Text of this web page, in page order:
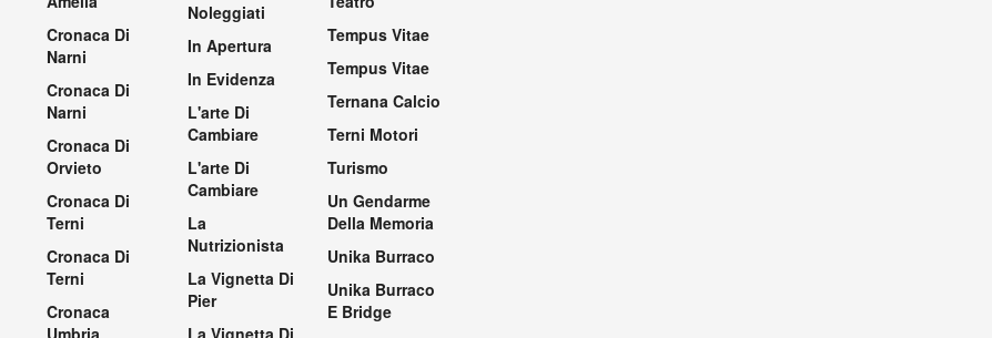
Cronaca Di
Narni
Cronaca Di
Narni
Cronaca Di
Orvieto
Cronaca Di
Terni
Cronaca Di
Terni
Cronaca
Umbria
Noleggiati
In Apertura
In Evidenza
L'arte Di
Cambiare
L'arte Di
Cambiare
La
Nutrizionista
La Vignetta Di
Pier
La Vignetta Di
Tempus Vitae
Tempus Vitae
Ternana Calcio
Terni Motori
Turismo
Un Gendarme
Della Memoria
Unika Burraco
Unika Burraco
E Bridge